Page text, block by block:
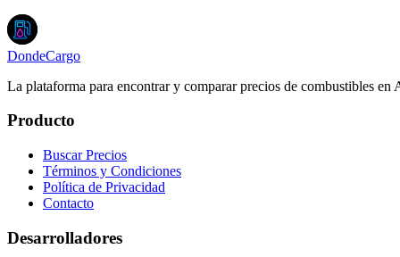
DondeCargo
La plataforma para encontrar y comparar precios de combustibles en
Producto
Buscar Precios
Términos y Condiciones
Política de Privacidad
Contacto
Desarrolladores